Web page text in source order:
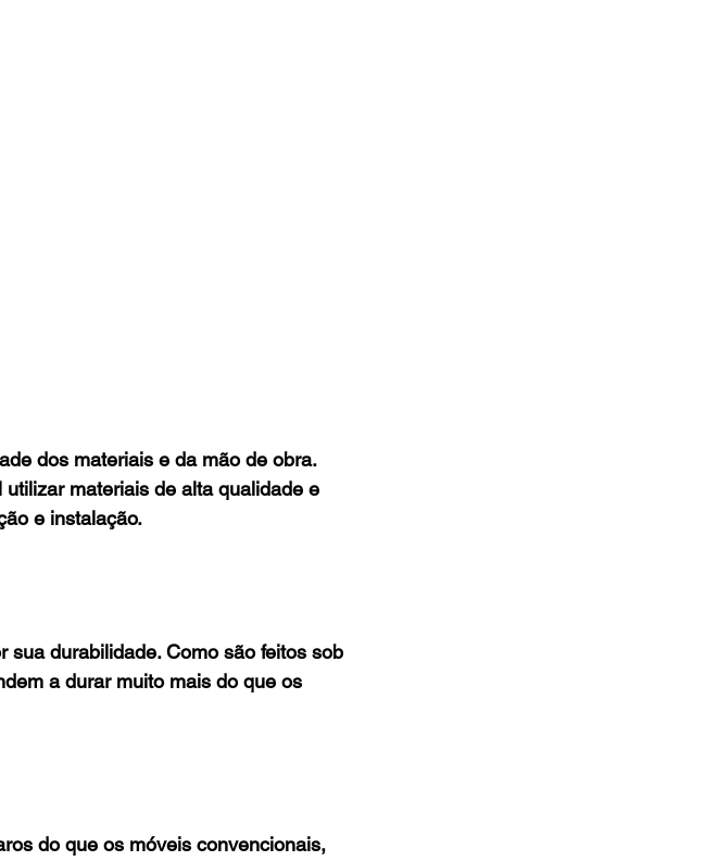
dos materiais e da mão de obra.
materiais de alta qualidade e
e instalação.
sua durabilidade. Como são feitos sob
a durar muito mais do que os
do que os móveis convencionais,